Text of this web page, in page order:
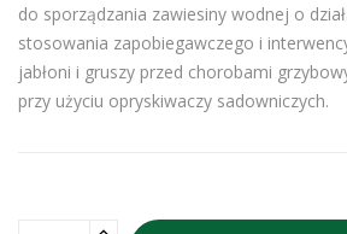
do sporządzania zawiesiny wodnej o
stosowania zapobiegawczego i
jabłoni i gruszy przed chorobami
przy użyciu opryskiwaczy sadowniczych.